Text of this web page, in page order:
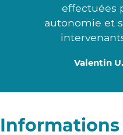
effectuées
autonomie et
Valentin U.